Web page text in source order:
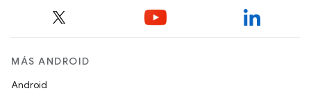
MÁS ANDROID
Android